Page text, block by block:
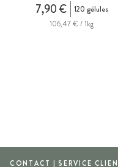
7,90 €
120 gélules
106,47 € / 1kg
CONTACT | SERVICE